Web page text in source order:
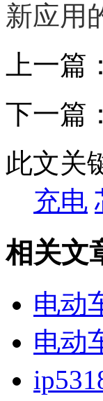
新应用
上一篇：
下一篇：
此文关
充电
相关文
电动
电动